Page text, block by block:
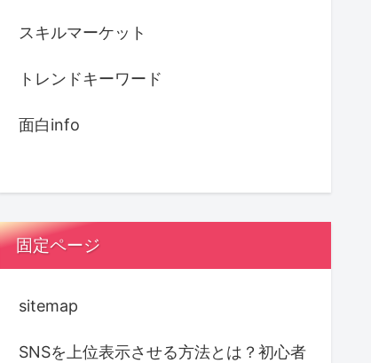
スキルマーケット
トレンドキーワード
面白info
固定ページ
sitemap
SNSを上位表示させる方法とは？初心者